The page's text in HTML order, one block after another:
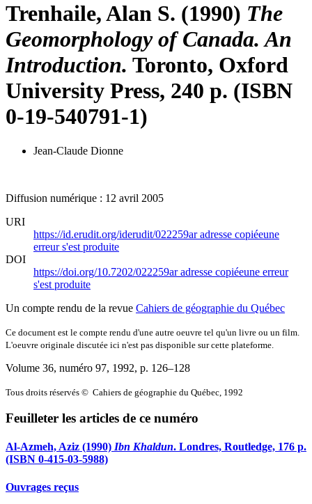
Trenhaile, Alan S. (1990) The
Geomorphology of Canada. An
Introduction. Toronto, Oxford
University Press, 240 p. (ISBN
0-19-540791-1)
Jean-Claude Dionne
Diffusion numérique : 12 avril 2005
URI
https://id.erudit.org/iderudit/022259aradresse copiéeune
erreur s'est produite
DOI
https://doi.org/10.7202/022259aradresse copiéeune erreur
s'est produite
Un compte rendu de la revue Cahiers de géographie du Québec
Ce document est le compte rendu d'une autre oeuvre tel qu'un livre ou un film.
L'oeuvre originale discutée ici n'est pas disponible sur cette plateforme.
Volume 36, numéro 97, 1992, p. 126–128
Tous droits réservés © Cahiers de géographie du Québec, 1992
Feuilleter les articles de ce numéro
Al-Azmeh, Aziz (1990) Ibn Khaldun. Londres, Routledge, 176 p.
(ISBN 0-415-03-5988)
Ouvrages reçus